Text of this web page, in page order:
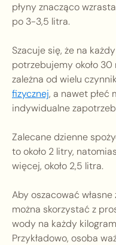
płyny znacząco
po 3-3,5 litra.
Szacuje się, że na
potrzebujemy około
zależna od wielu
fizycznej, a nawet płeć
indywidualne
Zalecane dzienne
to około 2 litry,
więcej, około 2,5 litra.
Aby oszacować
można skorzystać z
wody na każdy
Przykładowo, osoba